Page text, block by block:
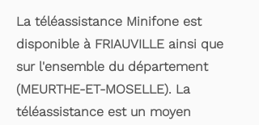
La téléassistance Minifone est
disponible à FRIAUVILLE ainsi que
sur l'ensemble du département
(MEURTHE-ET-MOSELLE). La
téléassistance est un moyen